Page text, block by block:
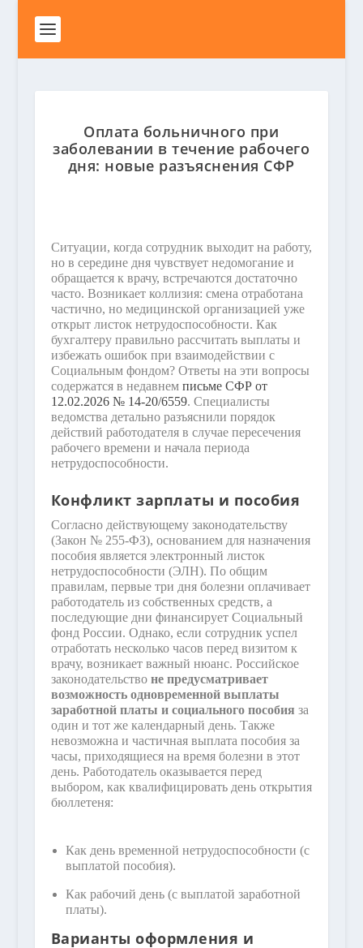
Оплата больничного при
заболевании в течение рабочего
дня: новые разъяснения СФР
Ситуации, когда сотрудник выходит на работу,
но в середине дня чувствует недомогание и
обращается к врачу, встречаются достаточно
часто. Возникает коллизия: смена отработана
частично, но медицинской организацией уже
открыт листок нетрудоспособности. Как
бухгалтеру правильно рассчитать выплаты и
избежать ошибок при взаимодействии с
Социальным фондом? Ответы на эти вопросы
содержатся в недавнем письме СФР от
12.02.2026 № 14-20/6559. Специалисты
ведомства детально разъяснили порядок
действий работодателя в случае пересечения
рабочего времени и начала периода
нетрудоспособности.
Конфликт зарплаты и пособия
Согласно действующему законодательству
(Закон № 255-ФЗ), основанием для назначения
пособия является электронный листок
нетрудоспособности (ЭЛН). По общим
правилам, первые три дня болезни оплачивает
работодатель из собственных средств, а
последующие дни финансирует Социальный
фонд России. Однако, если сотрудник успел
отработать несколько часов перед визитом к
врачу, возникает важный нюанс. Российское
законодательство не предусматривает
возможность одновременной выплаты
заработной платы и социального пособия за
один и тот же календарный день. Также
невозможна и частичная выплата пособия за
часы, приходящиеся на время болезни в этот
день. Работодатель оказывается перед
выбором, как квалифицировать день открытия
бюллетеня:
Как день временной нетрудоспособности (с
выплатой пособия).
Как рабочий день (с выплатой заработной
платы).
Варианты оформления и